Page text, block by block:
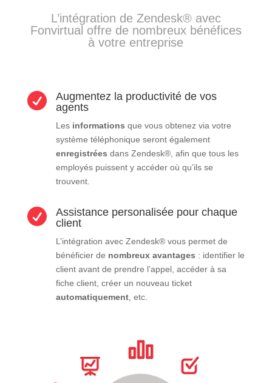
L’intégration de Zendesk® avec
Fonvirtual offre de nombreux bénéfices
à votre entreprise

Augmentez la productivité de vos
agents
Les informations que vous obtenez via votre
système téléphonique seront également
enregistrées dans Zendesk®, afin que tous les
employés puissent y accéder où qu’ils se
trouvent.

Assistance personalisée pour chaque
client
L’intégration avec Zendesk® vous permet de
bénéficier de nombreux avantages : identifier le
client avant de prendre l’appel, accéder à sa
fiche client, créer un nouveau ticket
automatiquement, etc.